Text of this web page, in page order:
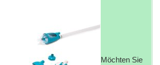
Möchten Sie